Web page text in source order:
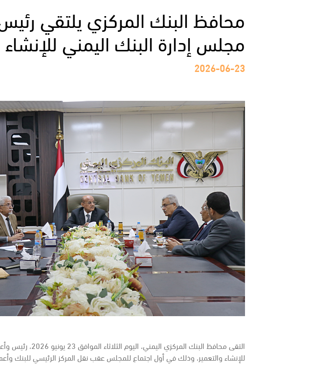
محافظ البنك المركزي يلتقي
مجلس إدارة البنك اليمني للإنشاء
2026-06-23
التقى محافظ البنك
للإنشاء والتعمير، وذلك في أول اجتماع للمجلس عقب نقل المركز الرئيسي للبنك